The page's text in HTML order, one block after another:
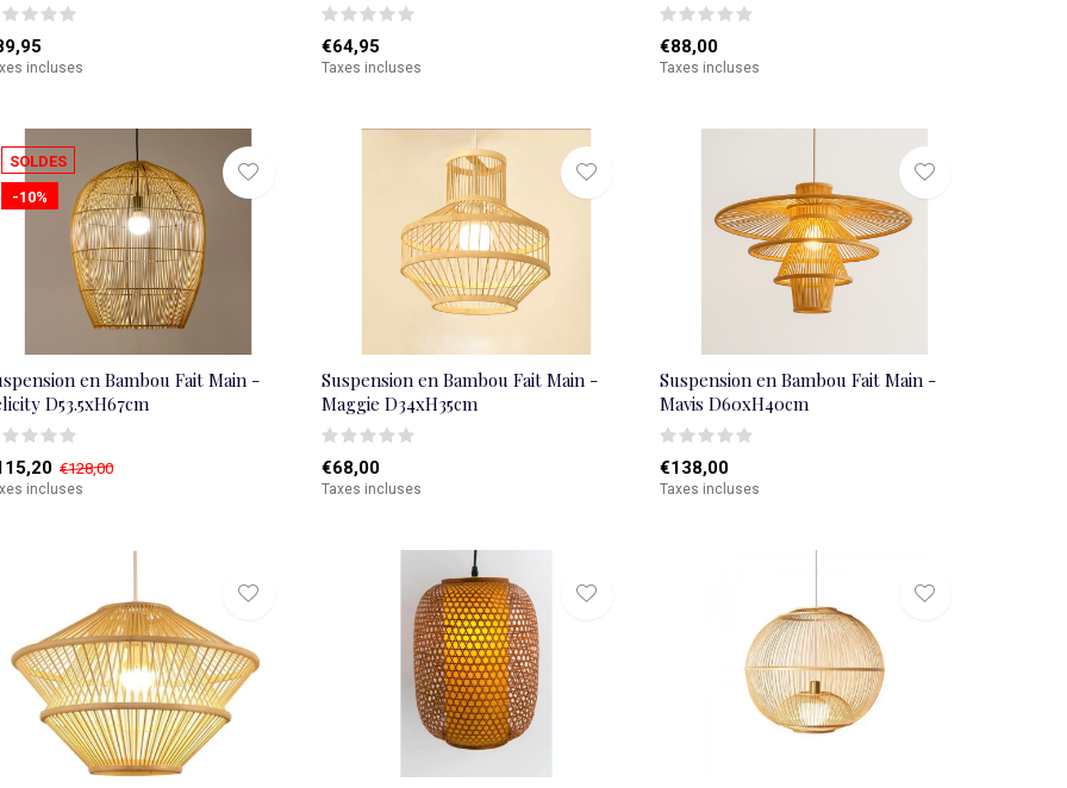
incluses
€64,95
Taxes incluses
€88,00
Taxes incluses
SOLDES
-10%
en Bambou Fait Main -
D53.5xH67cm
€128,00
incluses
Suspension en Bambou Fait Main -
Maggie D34xH35cm
€68,00
Taxes incluses
Suspension en Bambou Fait Main -
Mavis D60xH40cm
€138,00
Taxes incluses